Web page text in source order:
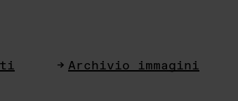
Archivio immagini